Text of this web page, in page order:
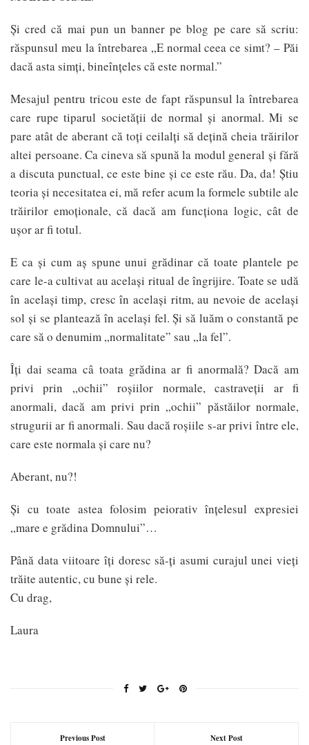
Și cred că mai pun un banner pe blog pe care să scriu:
răspunsul meu la întrebarea „E normal ceea ce simt? – Păi
dacă asta simți, bineînțeles că este normal.”
Mesajul pentru tricou este de fapt răspunsul la întrebarea
care rupe tiparul societății de normal și anormal. Mi se
pare atât de aberant că toți ceilalți să dețină cheia trăirilor
altei persoane. Ca cineva să spună la modul general și fără
a discuta punctual, ce este bine și ce este rău. Da, da! Știu
teoria și necesitatea ei, mă refer acum la formele subtile ale
trăirilor emoționale, că dacă am funcționa logic, cât de
ușor ar fi totul.
E ca și cum aș spune unui grădinar că toate plantele pe
care le-a cultivat au același ritual de îngrijire. Toate se udă
în același timp, cresc în același ritm, au nevoie de același
sol și se plantează în același fel. Și să luăm o constantă pe
care să o denumim „normalitate” sau „la fel”.
Îți dai seama câ toata grădina ar fi anormală? Dacă am
privi prin „ochii” roșiilor normale, castraveții ar fi
anormali, dacă am privi prin „ochii” păstăilor normale,
strugurii ar fi anormali. Sau dacă roșiile s-ar privi între ele,
care este normala și care nu?
Aberant, nu?!
Și cu toate astea folosim peiorativ înțelesul expresiei
„mare e grădina Domnului”…
Până data viitoare îți doresc să-ți asumi curajul unei vieți
trăite autentic, cu bune și rele.
Cu drag,
Laura
Previous Post Next Post